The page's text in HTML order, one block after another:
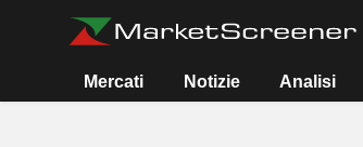
Mercati Notizie Analisi